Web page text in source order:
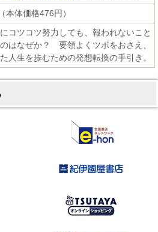
本体価格476円）
コツコツ努力しても、報われないこと
はなぜか？ 要領よくツボをおさえ、
人生を歩むための発想転換の手引き。